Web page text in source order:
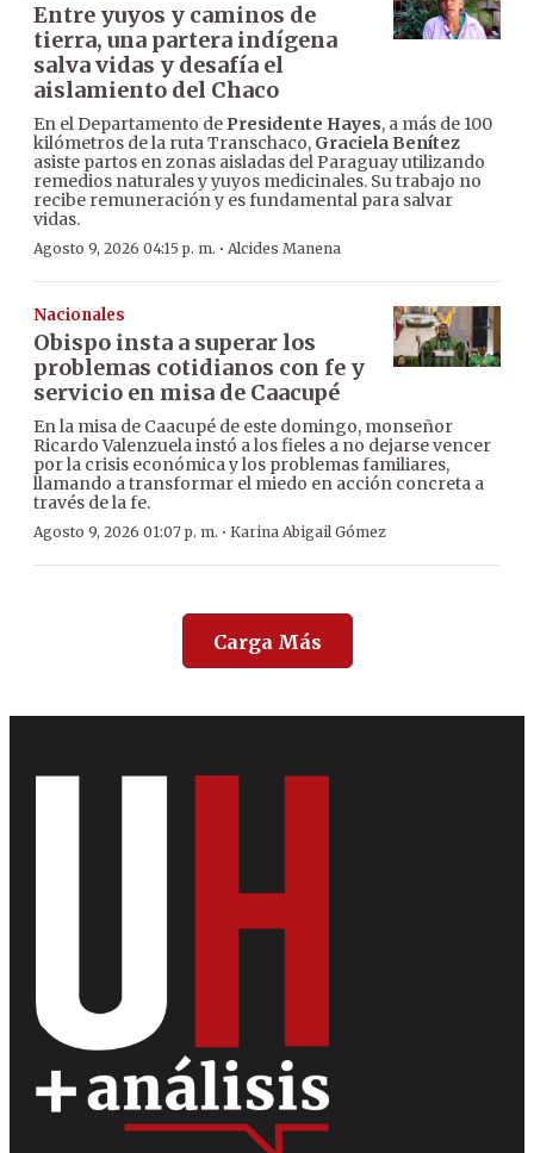
Entre yuyos y caminos de
tierra, una partera indígena
salva vidas y desafía el
aislamiento del Chaco
En el Departamento de Presidente Hayes, a más de 100
kilómetros de la ruta Transchaco, Graciela Benítez
asiste partos en zonas aisladas del Paraguay utilizando
remedios naturales y yuyos medicinales. Su trabajo no
recibe remuneración y es fundamental para salvar
vidas.
Agosto 9, 2026 04:15 p. m. · Alcides Manena
Nacionales
Obispo insta a superar los
problemas cotidianos con fe y
servicio en misa de Caacupé
En la misa de Caacupé de este domingo, monseñor
Ricardo Valenzuela instó a los fieles a no dejarse vencer
por la crisis económica y los problemas familiares,
llamando a transformar el miedo en acción concreta a
través de la fe.
Agosto 9, 2026 01:07 p. m. · Karina Abigail Gómez
Carga Más